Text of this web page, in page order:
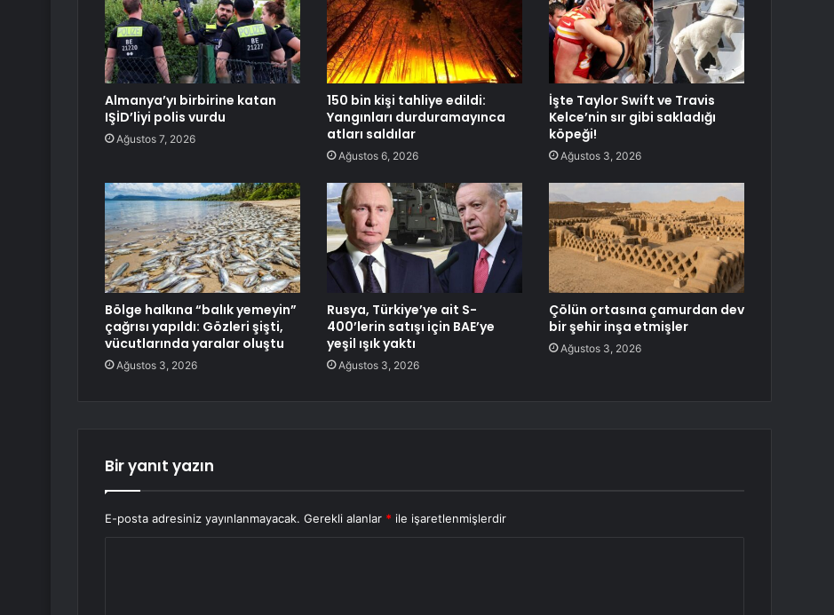
Almanya’yı birbirine katan
IŞİD’liyi polis vurdu
Ağustos 7, 2026
150 bin kişi tahliye edildi:
Yangınları durduramayınca
atları saldılar
Ağustos 6, 2026
İşte Taylor Swift ve Travis
Kelce’nin sır gibi sakladığı
köpeği!
Ağustos 3, 2026
Bölge halkına “balık yemeyin”
çağrısı yapıldı: Gözleri şişti,
vücutlarında yaralar oluştu
Ağustos 3, 2026
Rusya, Türkiye’ye ait S-
400’lerin satışı için BAE’ye
yeşil ışık yaktı
Ağustos 3, 2026
Çölün ortasına çamurdan dev
bir şehir inşa etmişler
Ağustos 3, 2026
Bir yanıt yazın
E-posta adresiniz yayınlanmayacak. Gerekli alanlar * ile işaretlenmişlerdir